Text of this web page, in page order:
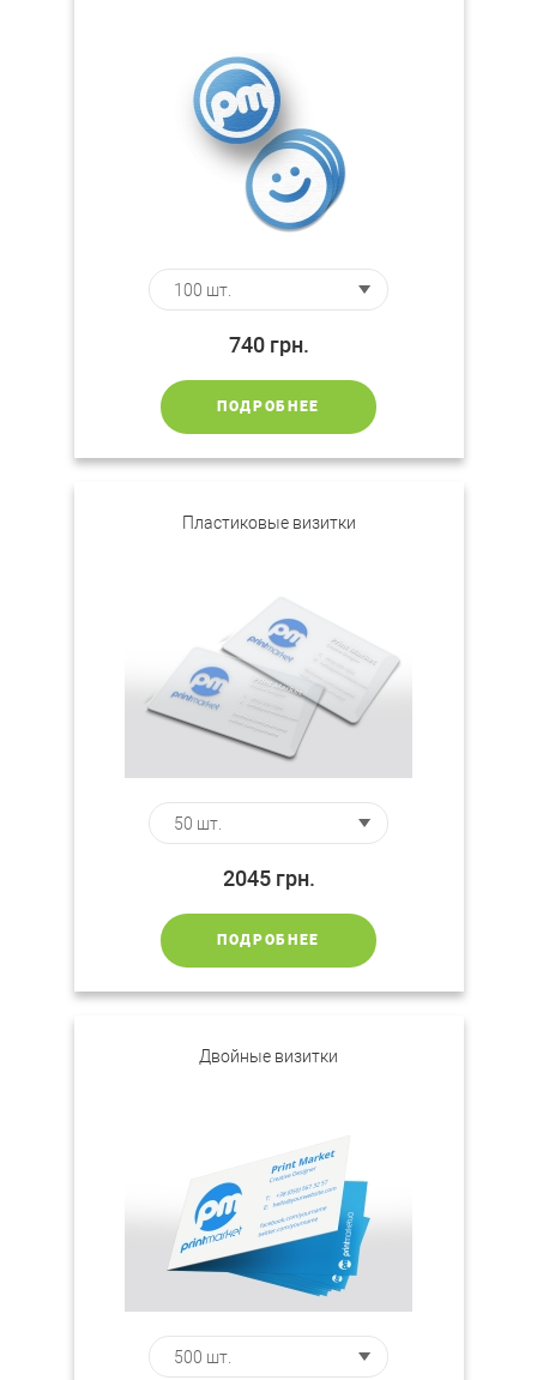
740 грн.
ПОДРОБНЕЕ
Пластиковые визитки
2045 грн.
ПОДРОБНЕЕ
Двойные визитки